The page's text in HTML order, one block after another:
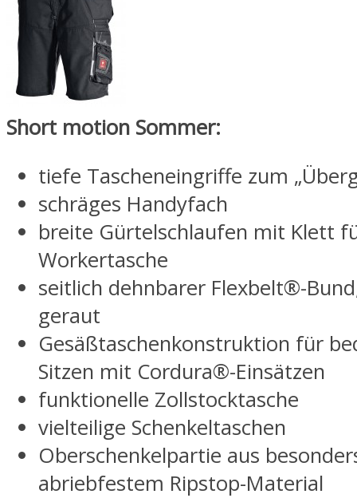
Short motion Sommer:
tiefe Tascheneingriffe zum
schräges Handyfach
breite Gürtelschlaufen mit Klett
Workertasche
seitlich dehnbarer Flexbelt®-
geraut
Gesäßtaschenkonstruktion für
Sitzen mit Cordura®-Einsätzen
funktionelle Zollstocktasche
vielteilige Schenkeltaschen
Oberschenkelpartie aus
abriebfestem Ripstop-Material